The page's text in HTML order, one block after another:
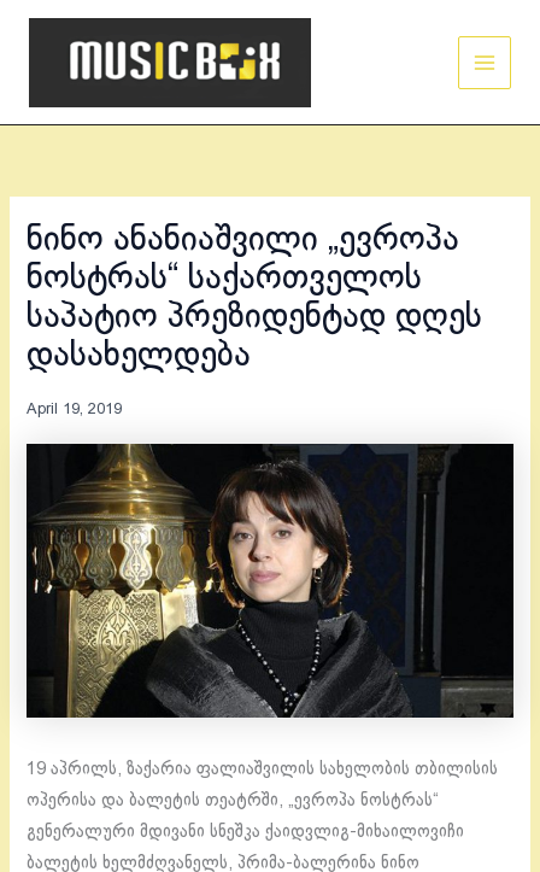
Skip
ნინო ანანიაშვილი „ევროპა
ნოსტრას“ საქართველოს
საპატიო პრეზიდენტად დღეს
დასახელდება
April 19, 2019
19 აპრილს, ზაქარია ფალიაშვილის სახელობის თბილისის
ოპერისა და ბალეტის თეატრში, „ევროპა ნოსტრას“
გენერალური მდივანი სნეშკა ქაიდვლიგ-მიხაილოვიჩი
ბალეტის ხელმძღვანელს, პრიმა-ბალერინა ნინო